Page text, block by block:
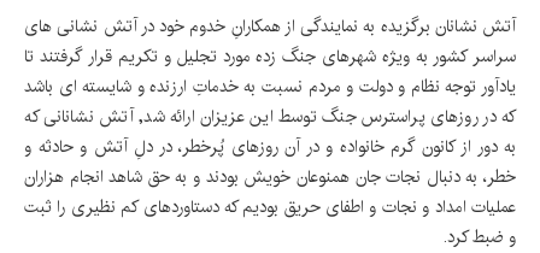
آتش نشانان برگزیده به نمایندگی از همکارانِ خدوم خود در آتش نشانی های
سراسر کشور به ویژه شهرهای جنگ زده مورد تجلیل و تکریم قرار گرفتند تا
یادآور توجه نظام و دولت و مردم نسبت به خدماتِ ارزنده و شایسته ای باشد
که در روزهای پراسترس جنگ توسط این عزیزان ارائه شد, آتش نشانانی که
به دور از کانون گرم خانواده و در آن روزهای پُرخطر، در دلِ آتش و حادثه و
خطر، به دنبال نجات جان همنوعان خویش بودند و به حق شاهد انجام هزاران
عملیات امداد و نجات و اطفای حریق بودیم که دستاوردهای کم نظیری را ثبت
و ضبط کرد.